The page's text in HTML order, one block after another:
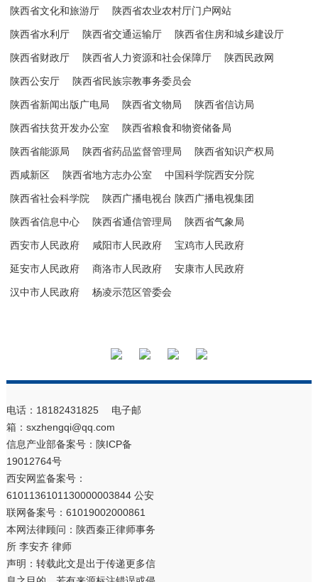
陕西省文化和旅游厅 陕西省农业农村厅门户网站
陕西省水利厅 陕西省交通运输厅 陕西省住房和城乡建设厅
陕西省财政厅 陕西省人力资源和社会保障厅 陕西民政网
陕西公安厅 陕西省民族宗教事务委员会
陕西省新闻出版广电局 陕西省文物局 陕西省信访局
陕西省扶贫开发办公室 陕西省粮食和物资储备局
陕西省能源局 陕西省药品监督管理局 陕西省知识产权局
西咸新区 陕西省地方志办公室 中国科学院西安分院
陕西省社会科学院 陕西广播电视台 陕西广播电视集团
陕西省信息中心 陕西省通信管理局 陕西省气象局
西安市人民政府 咸阳市人民政府 宝鸡市人民政府
延安市人民政府 商洛市人民政府 安康市人民政府
汉中市人民政府 杨凌示范区管委会
电话：18182431825 电子邮
箱：sxzhengqi@qq.com
信息产业部备案号： 陕ICP备
19012764号
西安网监备案号：
6101136101130000003844 公安
联网备案号：61019002000861
本网法律顾问：陕西秦正律师事务
所 李安齐 律师
声明：转载此文是出于传递更多信